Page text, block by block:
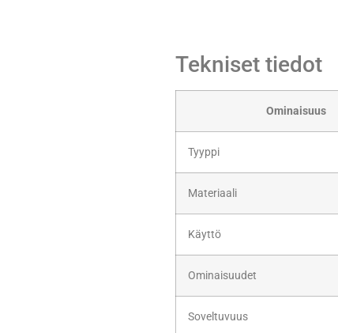
Tekniset tiedot
Ominaisuus
Tyyppi
Materiaali
Käyttö
Ominaisuudet
Soveltuvuus